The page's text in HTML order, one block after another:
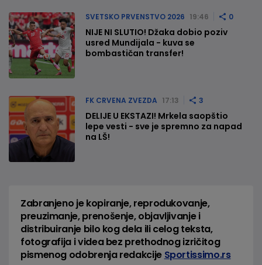
SVETSKO PRVENSTVO 2026 19:46 0
NIJE NI SLUTIO! Džaka dobio poziv
usred Mundijala - kuva se
bombastičan transfer!
FK CRVENA ZVEZDA 17:13 3
DELIJE U EKSTAZI! Mrkela saopštio
lepe vesti - sve je spremno za napad
na LŠ!
Zabranjeno je kopiranje, reprodukovanje,
preuzimanje, prenošenje, objavljivanje i
distribuiranje bilo kog dela ili celog teksta,
fotografija i videa bez prethodnog izričitog
pismenog odobrenja redakcije Sportissimo.rs